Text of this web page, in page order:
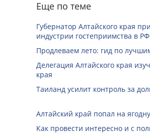
Еще по теме
Губернатор Алтайского края
индустрии гостеприимства в РФ
Продлеваем лето: гид по
Делегация Алтайского края
края
Таиланд усилит контроль за
Алтайский край попал на
Как провести интересно и с